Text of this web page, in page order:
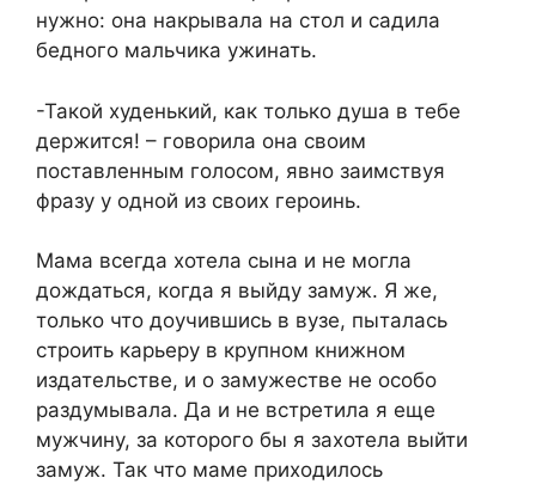
нужно: она накрывала на стол и садила
бедного мальчика ужинать.
-Такой худенький, как только душа в тебе
держится! – говорила она своим
поставленным голосом, явно заимствуя
фразу у одной из своих героинь.
Мама всегда хотела сына и не могла
дождаться, когда я выйду замуж. Я же,
только что доучившись в вузе, пыталась
строить карьеру в крупном книжном
издательстве, и о замужестве не особо
раздумывала. Да и не встретила я еще
мужчину, за которого бы я захотела выйти
замуж. Так что маме приходилось